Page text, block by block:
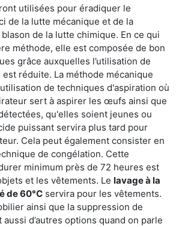
utilisées pour éradiquer le
de la lutte mécanique et de la
de la lutte chimique. En ce qui
méthode, elle est composée de bon
grâce auxquelles l’utilisation de
réduite. La méthode mécanique
de techniques d'aspiration où
sert à aspirer les œufs ainsi que
qu'elles soient jeunes ou
puissant servira plus tard pour
Cela peut également consister en
de congélation. Cette
minimum près de 72 heures est
et les vêtements. Le lavage à la
de 60°C servira pour les vêtements.
ainsi que la suppression de
aussi d’autres options quand on parle